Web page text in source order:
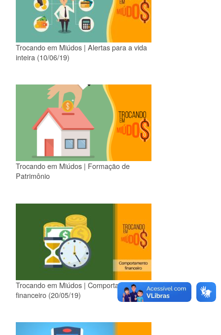
Trocando em Miúdos | Alertas para a vida
inteira (10/06/19)
Trocando em Miúdos | Formação de
Patrimônio
Trocando em Miúdos | Comportamento
financeiro (20/05/19)